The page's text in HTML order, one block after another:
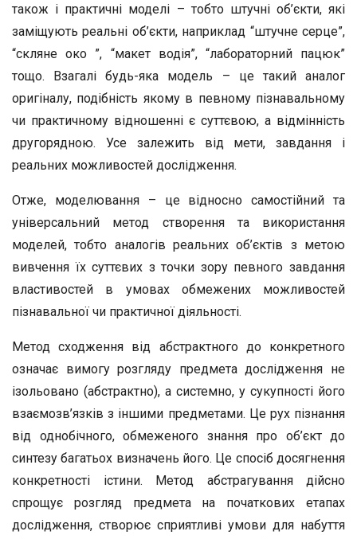
також і практичні моделі – тобто штучні об’єкти, які
заміщують реальні об’єкти, наприклад “штучне серце”,
“скляне око ”, “макет водія”, “лабораторний пацюк”
тощо. Взагалі будь-яка модель – це такий аналог
оригіналу, подібність якому в певному пізнавальному
чи практичному відношенні є суттєвою, а відмінність
другорядною. Усе залежить від мети, завдання і
реальних можливостей дослідження.
Отже, моделювання – це відносно самостійний та
універсальний метод створення та використання
моделей, тобто аналогів реальних об’єктів з метою
вивчення їх суттєвих з точки зору певного завдання
властивостей в умовах обмежених можливостей
пізнавальної чи практичної діяльності.
Метод сходження від абстрактного до конкретного
означає вимогу розгляду предмета дослідження не
ізольовано (абстрактно), а системно, у сукупності його
взаємозв’язків з іншими предметами. Це рух пізнання
від однобічного, обмеженого знання про об’єкт до
синтезу багатьох визначень його. Це спосіб досягнення
конкретності істини. Метод абстрагування дійсно
спрощує розгляд предмета на початкових етапах
дослідження, створює сприятливі умови для набуття